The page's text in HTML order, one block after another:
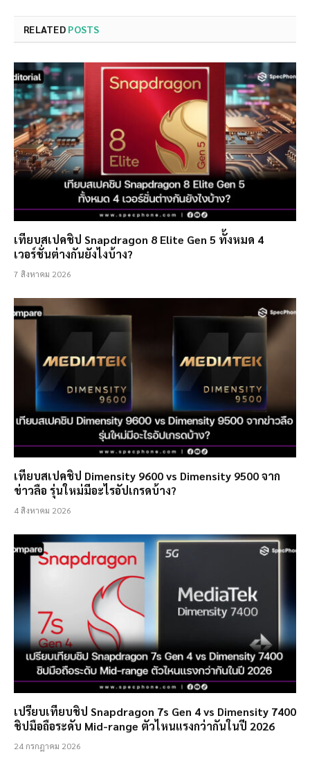
RELATED POSTS
เทียบสเปคชิป Snapdragon 8 Elite Gen 5 ทั้งหมด 4
เวอร์ชั่นต่างกันยังไงบ้าง?
7 สิงหาคม 2026
เทียบสเปคชิป Dimensity 9600 vs Dimensity 9500 จาก
ข่าวลือ รุ่นใหม่มีอะไรอัปเกรดบ้าง?
4 สิงหาคม 2026
เปรียบเทียบชิป Snapdragon 7s Gen 4 vs Dimensity 7400
ชิปมือถือระดับ Mid-range ตัวไหนแรงกว่ากันในปี 2026
24 กรกฎาคม 2026